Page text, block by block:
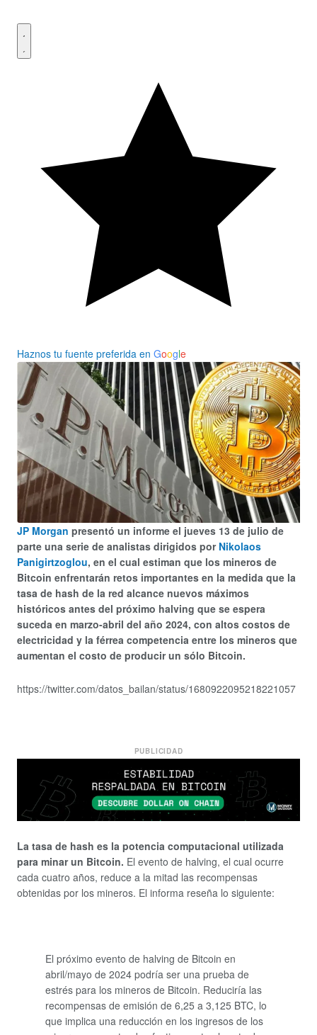
Haznos tu fuente preferida en Google
JP Morgan presentó un informe el jueves 13 de julio de
parte una serie de analistas dirigidos por Nikolaos
Panigirtzoglou, en el cual estiman que los mineros de
Bitcoin enfrentarán retos importantes en la medida que la
tasa de hash de la red alcance nuevos máximos
históricos antes del próximo halving que se espera
suceda en marzo-abril del año 2024, con altos costos de
electricidad y la férrea competencia entre los mineros que
aumentan el costo de producir un sólo Bitcoin.
https://twitter.com/datos_bailan/status/1680922095218221057
PUBLICIDAD
La tasa de hash es la potencia computacional utilizada
para minar un Bitcoin. El evento de halving, el cual ocurre
cada cuatro años, reduce a la mitad las recompensas
obtenidas por los mineros. El informa reseña lo siguiente:
El próximo evento de halving de Bitcoin en
abril/mayo de 2024 podría ser una prueba de
estrés para los mineros de Bitcoin. Reduciría las
recompensas de emisión de 6,25 a 3,125 BTC, lo
que implica una reducción en los ingresos de los